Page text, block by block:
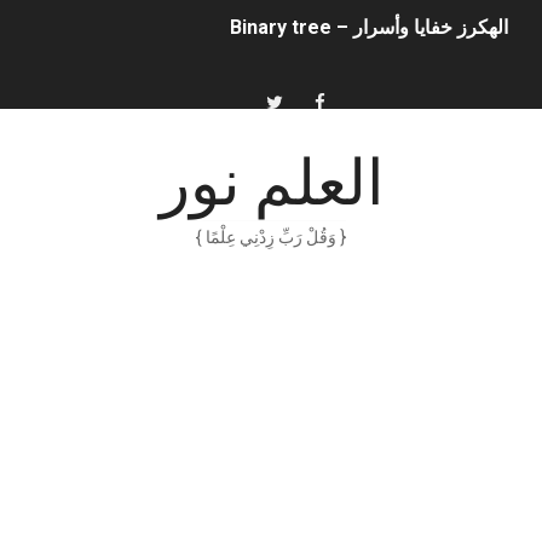
الهكرز خفايا وأسرار – Binary tree
أمن المعلومات بلغة ميسرة – د. خالد بن سليمان الغثبر و
العلم نور
{ وَقُلْ رَبِّ زِدْنِي عِلْمًا }